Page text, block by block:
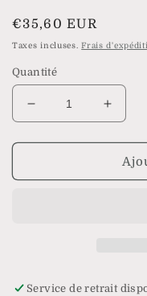
Prix
habituel
€35,60 EUR
Taxes incluses.Frais
Quantité
Réduire
la
quantité
Collier
la
Collier
Service de retrait